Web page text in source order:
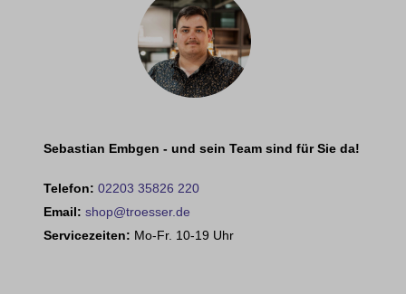
Sebastian Embgen - und sein Team sind für Sie da!
Telefon: 02203 35826 220
Email: shop@troesser.de
Servicezeiten: Mo-Fr. 10-19 Uhr